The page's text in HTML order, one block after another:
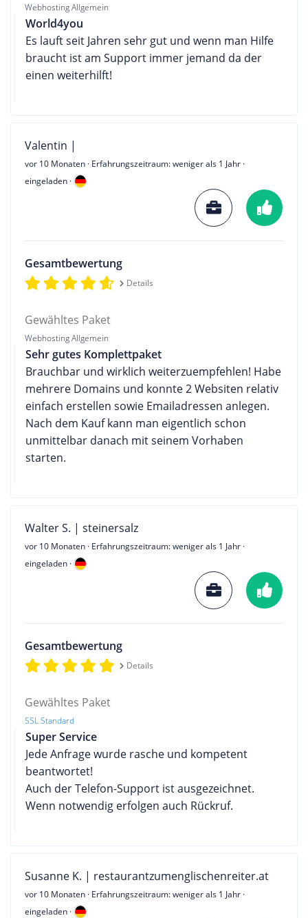
Webhosting Allgemein
World4you
Es lauft seit Jahren sehr gut und wenn man Hilfe
braucht ist am Support immer jemand da der
einen weiterhilft!
Valentin |
vor 10 Monaten · Erfahrungszeitraum: weniger als 1 Jahr ·
eingeladen ·
Gesamtbewertung
Details
Gewähltes Paket
Webhosting Allgemein
Sehr gutes Komplettpaket
Brauchbar und wirklich weiterzuempfehlen! Habe
mehrere Domains und konnte 2 Websiten relativ
einfach erstellen sowie Emailadressen anlegen.
Nach dem Kauf kann man eigentlich schon
unmittelbar danach mit seinem Vorhaben
starten.
Walter S. | steinersalz
vor 10 Monaten · Erfahrungszeitraum: weniger als 1 Jahr ·
eingeladen ·
Gesamtbewertung
Details
Gewähltes Paket
SSL Standard
Super Service
Jede Anfrage wurde rasche und kompetent
beantwortet!
Auch der Telefon-Support ist ausgezeichnet.
Wenn notwendig erfolgen auch Rückruf.
Susanne K. | restaurantzumenglischenreiter.at
vor 10 Monaten · Erfahrungszeitraum: weniger als 1 Jahr ·
eingeladen ·